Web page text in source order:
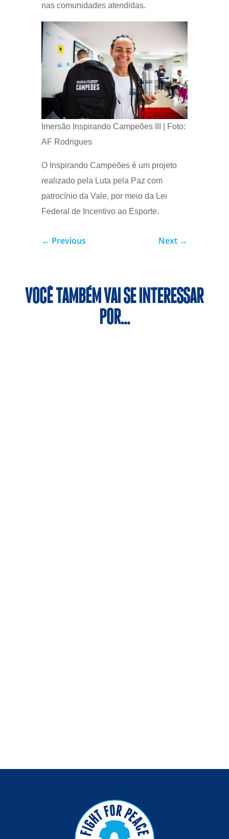
nas comunidades atendidas.
Imersão Inspirando Campeões III | Foto:
AF Rodrigues
O Inspirando Campeões é um projeto
realizado pela Luta pela Paz com
patrocínio da Vale, por meio da Lei
Federal de Incentivo ao Esporte.
← Previous Next →
VOCÊ TAMBÉM VAI SE INTERESSAR
POR…